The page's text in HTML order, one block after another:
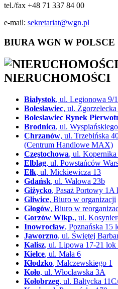
tel./fax +48 71 337 84 00
e-mail: sekretariat@wgn.pl
BIURA WGN W POLSCE
NIERUCHOMOŚCI
Białystok, ul. Legionowa 9/
Bolesławiec, ul. Zgorzelecka
Bolesławiec Rynek
Brodnica, ul.
Chrzanów, ul. Trzebińska
(Centrum Handlowe MAX)
Częstochowa, ul. Kopernika
Elbląg, ul. Powstańców
Ełk, ul. Mickiewicza 13
Gdańsk, ul. Wałowa 23b
Giżycko, Pasaż Portowy 1A
Gliwice, Biuro w organizacji
Głogów, Biuro w
Gorzów Wlkp., ul.
Inowrocław, Poznańska 15
Jaworzno, ul. Świętej
Kalisz, ul. Lipowa 17-21 lok
Kielce, ul. Mała 6
Kłodzko, Malczewskiego 1
Koło, ul. Włocławska 3A
Kołobrzeg, ul. Bałtycka